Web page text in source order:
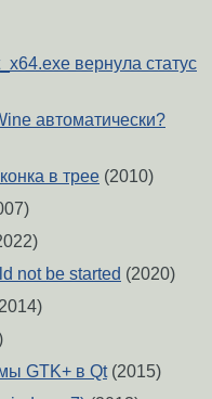
вернула статус
автоматически?
в трее (2010)
not be started (2020)
GTK+ в Qt(2015)